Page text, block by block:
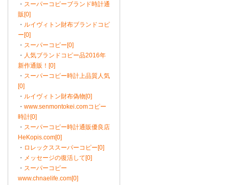
・ スーパーコピーブランド時計通
販[0]
・ ルイヴィトン財布ブランドコピ
ー[0]
・ スーパーコピー[0]
・ 人気ブランドコピー品2016年
新作通販！[0]
・ スーパーコピー時計上品質人気
[0]
・ ルイヴィトン財布偽物[0]
・ www.senmontokei.comコピー
時計[0]
・ スーパーコピー時計通販優良店
HeKopis.com[0]
・ ロレックススーパーコピー[0]
・ メッセージの復活して[0]
・ スーパーコピー
www.chnaelife.com[0]